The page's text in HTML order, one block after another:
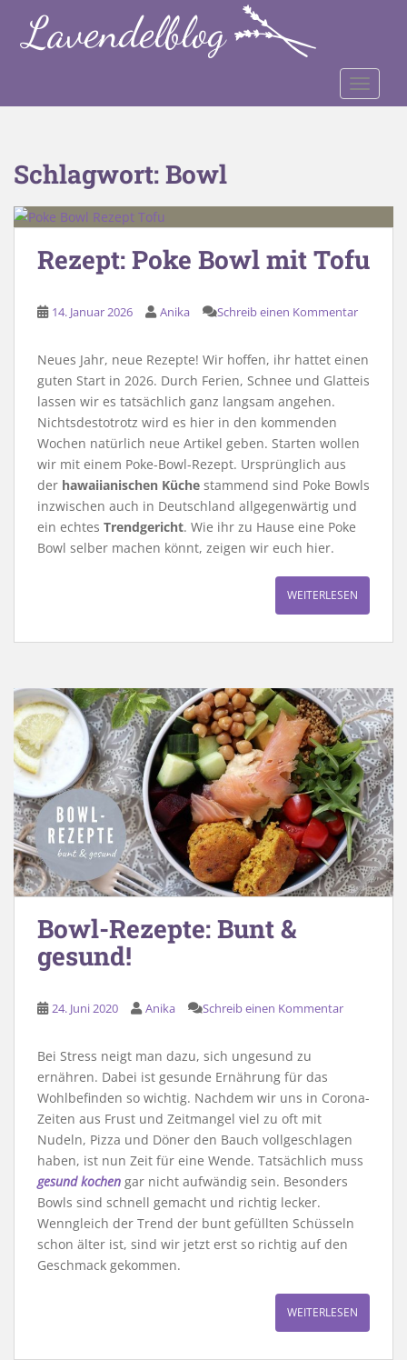
Schlagwort:Bowl
Rezept: Poke Bowl mit Tofu
14. Januar 2026 Anika Schreib einen Kommentar
Neues Jahr, neue Rezepte! Wir hoffen, ihr hattet einen
guten Start in 2026. Durch Ferien, Schnee und Glatteis
lassen wir es tatsächlich ganz langsam angehen.
Nichtsdestotrotz wird es hier in den kommenden
Wochen natürlich neue Artikel geben. Starten wollen
wir mit einem Poke-Bowl-Rezept. Ursprünglich aus
der hawaiianischen Küche stammend sind Poke Bowls
inzwischen auch in Deutschland allgegenwärtig und
ein echtes Trendgericht. Wie ihr zu Hause eine Poke
Bowl selber machen könnt, zeigen wir euch hier.
WEITERLESEN
Bowl-Rezepte: Bunt &
gesund!
24. Juni 2020 Anika Schreib einen Kommentar
Bei Stress neigt man dazu, sich ungesund zu
ernähren. Dabei ist gesunde Ernährung für das
Wohlbefinden so wichtig. Nachdem wir uns in Corona-
Zeiten aus Frust und Zeitmangel viel zu oft mit
Nudeln, Pizza und Döner den Bauch vollgeschlagen
haben, ist nun Zeit für eine Wende. Tatsächlich muss
gesund kochen gar nicht aufwändig sein. Besonders
Bowls sind schnell gemacht und richtig lecker.
Wenngleich der Trend der bunt gefüllten Schüsseln
schon älter ist, sind wir jetzt erst so richtig auf den
Geschmack gekommen.
WEITERLESEN